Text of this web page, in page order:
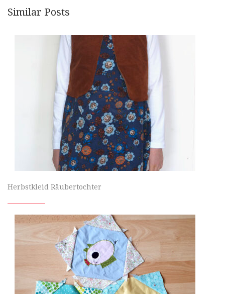
Similar Posts
Herbstkleid Räubertochter